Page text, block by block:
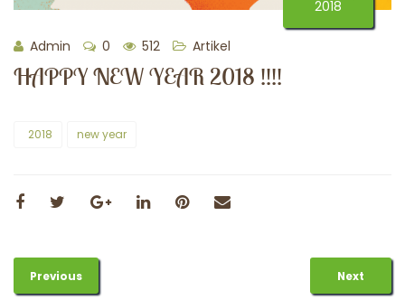
2018
Admin 0 512 Artikel
HAPPY NEW YEAR 2018 !!!!
2018 new year
Previous Next